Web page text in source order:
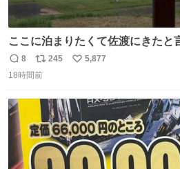
ここに泊まりたくて佐渡にきたと
返
信
8
リ
ポ
ト
数
245
い
数
5,877
18時間前